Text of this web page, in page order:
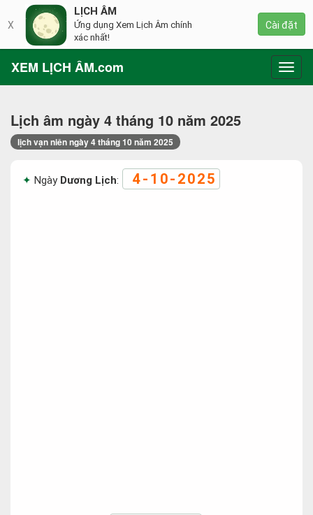
XEM LỊCH ÂM.com
Lịch âm ngày 4 tháng 10 năm 2025
lịch vạn niên ngày 4 tháng 10 năm 2025
Ngày Dương Lịch: 4-10-2025
X
LỊCH ÂM
Ứng dụng Xem Lịch Âm chính
xác nhất!
Cài đặt